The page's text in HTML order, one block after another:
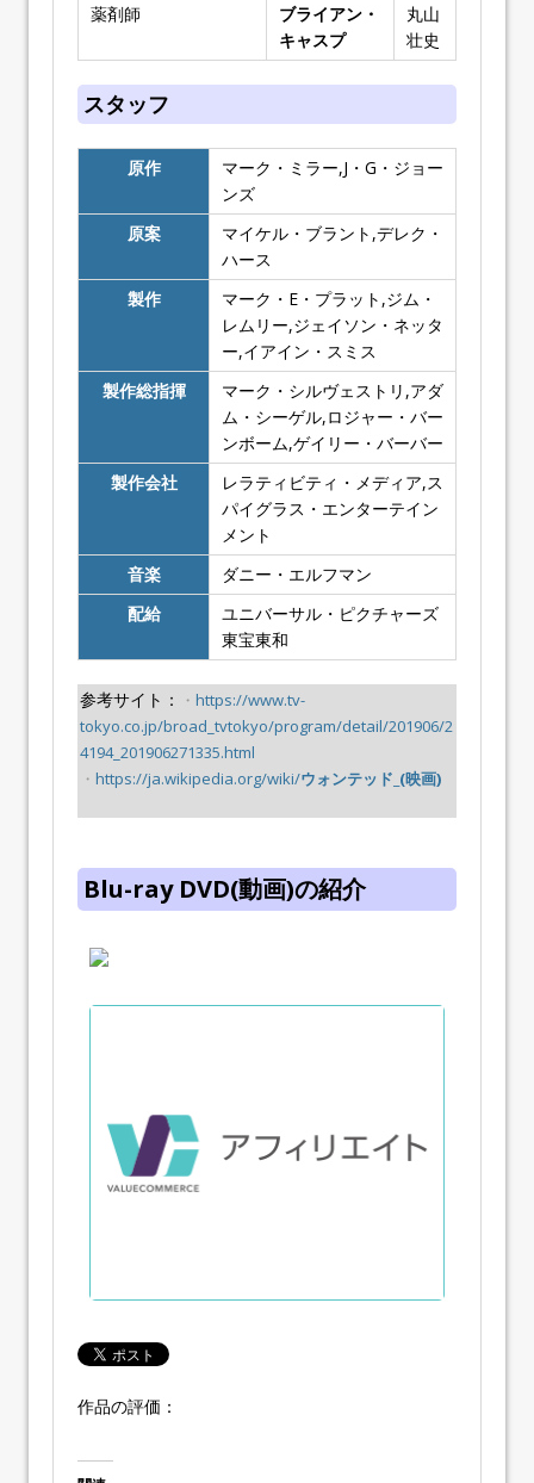
薬剤師
ブライアン・
キャスプ
丸山
壮史
スタッフ
原作
マーク・ミラー,J・G・ジョー
ンズ
原案
マイケル・ブラント,デレク・
ハース
製作
マーク・E・プラット,ジム・
レムリー,ジェイソン・ネッタ
ー,イアイン・スミス
製作総指揮
マーク・シルヴェストリ,アダ
ム・シーゲル,ロジャー・バー
ンボーム,ゲイリー・バーバー
製作会社
レラティビティ・メディア,ス
パイグラス・エンターテイン
メント
音楽
ダニー・エルフマン
配給
ユニバーサル・ピクチャーズ
東宝東和
参考サイト： ・ https://www.tv-
tokyo.co.jp/broad_tvtokyo/program/detail/201906/2
4194_201906271335.html
・ https://ja.wikipedia.org/wiki/ウォンテッド_(映画)
Blu-ray DVD(動画)の紹介
作品の評価：